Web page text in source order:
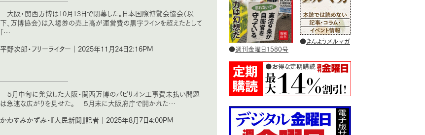
大阪・関西万博は10月13日で閉幕した。日本国際博覧会協会（以
下、万博協会）は入場券の売上高が運営費の黒字ラインを超えたとして
「…
平野次郎・フリーライター｜2025年11月24日2:16PM
５月中旬に発覚した大阪・関西万博のパビリオン工事費未払い問題
は急速な広がりを見せた。 ５月末に大阪府庁で開かれた…
かわすみかずみ・『人民新聞』記者｜2025年8月7日4:00PM
●週刊金曜日1580号
●きんようメルマガ